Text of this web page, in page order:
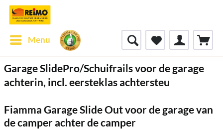
Menu
Garage SlidePro/Schuifrails voor de garage
achterin, incl. eersteklas achtersteu
Fiamma Garage Slide Out voor de garage van
de camper achter de camper